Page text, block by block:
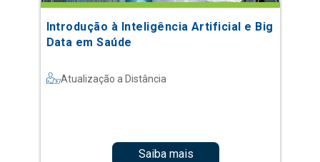
Introdução à Inteligência Artificial e Big
Data em Saúde
Atualização a Distância
Saiba mais